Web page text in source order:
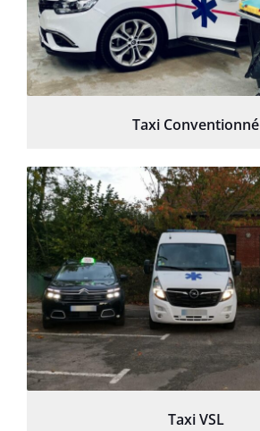
Taxi Conventionné
Taxi VSL